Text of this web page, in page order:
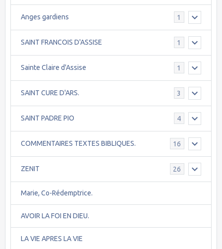
Anges gardiens 1
SAINT FRANCOIS D'ASSISE 1
Sainte Claire d'Assise 1
SAINT CURE D'ARS. 3
SAINT PADRE PIO 4
COMMENTAIRES TEXTES BIBLIQUES. 16
ZENIT 26
Marie, Co-Rédemptrice.
AVOIR LA FOI EN DIEU.
LA VIE APRES LA VIE